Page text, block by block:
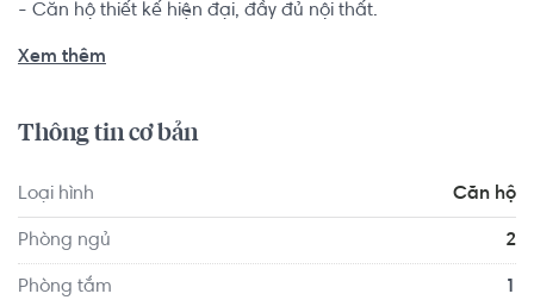
- Căn hộ thiết kế hiện đại, đầy đủ nội thất.
phố đông đúc này.
Căn hộ Topaz Residence nằm trong KĐT Celadon City,
khu công viên sinh thái tại dự án Celadon City Tân Phú là 1
CV Tao Đàn (hơn 20ha) & CV Văn Hóa Đầm Sen (hơn
Xem thêm
Thông tin cơ bản
Loại hình Căn hộ
Phòng ngủ 2
Phòng tắm 1